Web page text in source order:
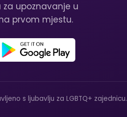
za upoznavanje u
prvom mjestu.
s ljubavlju za LGBTQ+ zajednicu.